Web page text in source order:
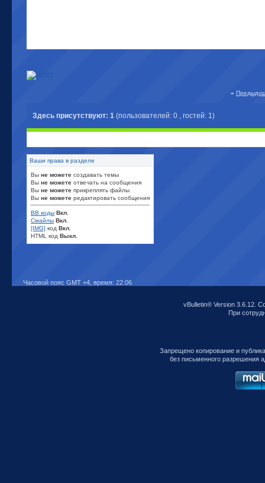
«
Здесь присутствуют: 1 (пользователей: 0 , гостей: 1)
Ваши права в разделе
Вы не можете создавать темы
Вы не можете отвечать на сообщения
Вы не можете прикреплять файлы
Вы не можете редактировать сообщения
BB коды Вкл.
Смайлы Вкл.
[IMG] код Вкл.
HTML код Выкл.
Часовой пояс GMT +4, время: 22:06
vBulletin® Version 3.6.12.
При
Запрещено копирование и
без письменного разрешения